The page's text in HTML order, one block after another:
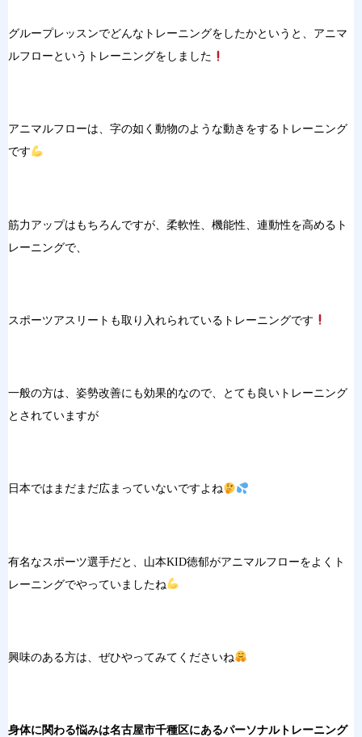
グループレッスンでどんなトレーニングをしたかというと、アニマ
ルフローというトレーニングをしました
アニマルフローは、字の如く動物のような動きをするトレーニング
です
筋力アップはもちろんですが、柔軟性、機能性、連動性を高めるト
レーニングで、
スポーツアスリートも取り入れられているトレーニングです
一般の方は、姿勢改善にも効果的なので、とても良いトレーニング
とされていますが
日本ではまだまだ広まっていないですよね
有名なスポーツ選手だと、山本KID徳郁がアニマルフローをよくト
レーニングでやっていましたね
興味のある方は、ぜひやってみてくださいね
身体に関わる悩みは名古屋市千種区にあるパーソナルトレーニング